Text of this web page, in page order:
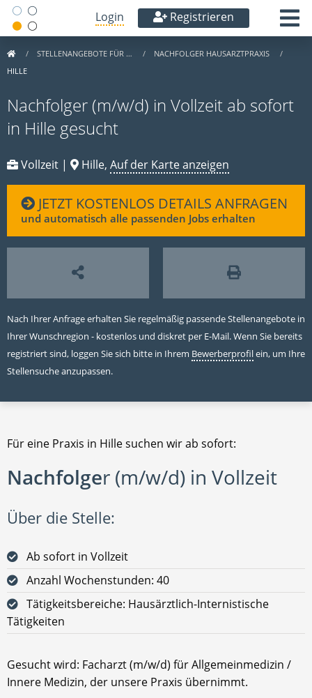
Login Registrieren
STELLENANGEBOTE FÜR …
NACHFOLGER HAUSARZTPRAXIS
HILLE
Nachfolger (m/w/d) in Vollzeit ab sofort
in Hille gesucht
Vollzeit | Hille, Auf der Karte anzeigen
JETZT KOSTENLOS DETAILS ANFRAGEN
und automatisch alle passenden Jobs erhalten
Nach Ihrer Anfrage erhalten Sie regelmäßig passende Stellenangebote in
Ihrer Wunschregion - kostenlos und diskret per E-Mail. Wenn Sie bereits
registriert sind, loggen Sie sich bitte in Ihrem Bewerberprofilein, um Ihre
Stellensuche anzupassen.
Für eine Praxis in Hille suchen wir ab sofort:
Nachfolger (m/w/d) in Vollzeit
Über die Stelle:
Ab sofort in Vollzeit
Anzahl Wochenstunden: 40
Tätigkeitsbereiche: Hausärztlich-Internistische
Tätigkeiten
Gesucht wird: Facharzt (m/w/d) für Allgemeinmedizin /
Innere Medizin, der unsere Praxis übernimmt.